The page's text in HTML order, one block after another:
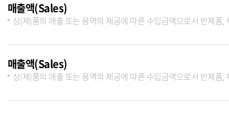
매출액(Sales)
상(제)품의 매출 또는 용역의 제공에 따른 수입금액으로서 반제
매출액(Sales)
상(제)품의 매출 또는 용역의 제공에 따른 수입금액으로서 반제